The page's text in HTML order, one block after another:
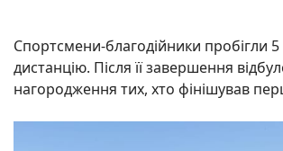
Спортсмени-благодійники пробігли 5
дистанцію. Після її завершення
нагородження тих, хто фінішував